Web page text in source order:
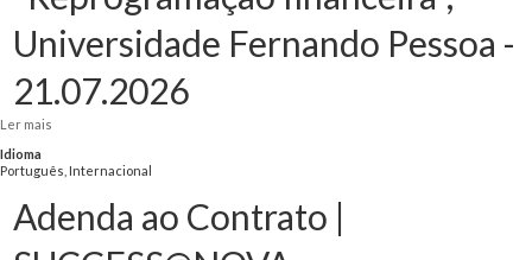
Universidade Fernando Pessoa -
21.07.2026
Ler mais
Idioma
Português, Internacional
Adenda ao Contrato |